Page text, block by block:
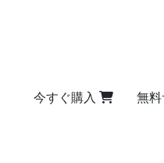
今すぐ購入 無